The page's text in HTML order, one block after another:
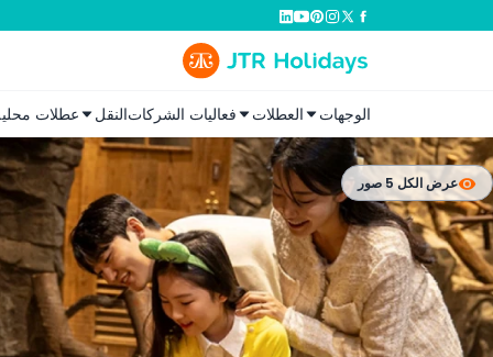
الوجهات العطلات فعاليات الشركاتالنقل عطلات
عرض الكل 5 صور